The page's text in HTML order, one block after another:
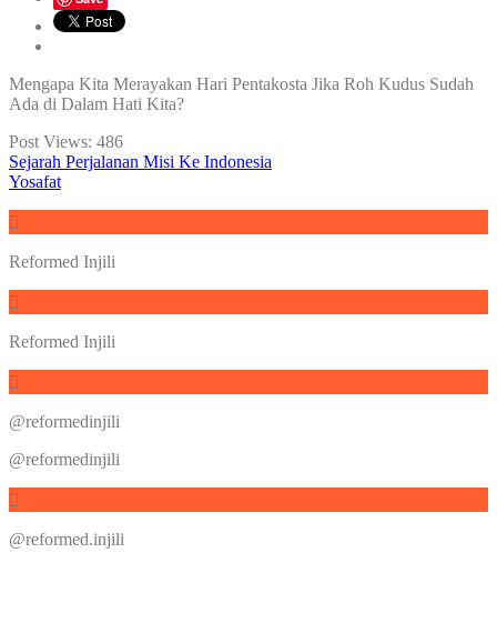
Mengapa Kita Merayakan Hari Pentakosta Jika Roh Kudus Sudah
Ada di Dalam Hati Kita?
Post Views: 486
Sejarah Perjalanan Misi Ke Indonesia
Yosafat
Reformed Injili
Reformed Injili
@reformedinjili
@reformedinjili
@reformed.injili